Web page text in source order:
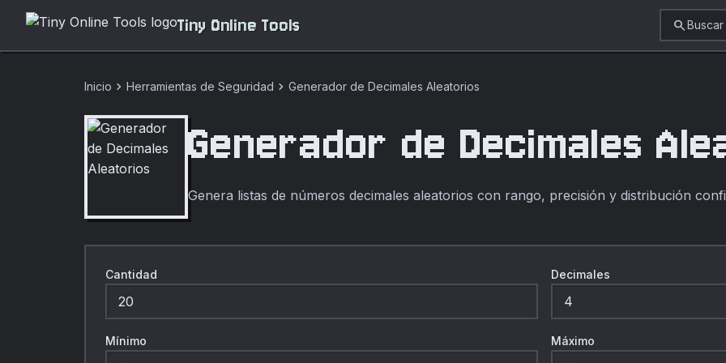
Tiny Online Tools search
Inicio chevron_right Herramientas de Seguridad chevron_right Generador de Decimales Aleatorios
Generador de Decimales
Genera listas de números decimales aleatorios con rango, precisión y distribución
Cantidad Decimales
Mínimo Máximo